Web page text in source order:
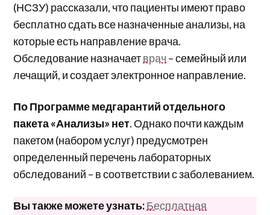
(НСЗУ) рассказали, что пациенты имеют право
бесплатно сдать все назначенные анализы, на
которые есть направление врача.
Обследование назначаетврач – семейный или
лечащий, и создает электронное направление.
По Программе медгарантий отдельного
пакета «Анализы» нет. Однако почти каждым
пакетом (набором услуг) предусмотрен
определенный перечень лабораторных
обследований – в соответствии с заболеванием.
Вы также можете узнать:Бесплатная